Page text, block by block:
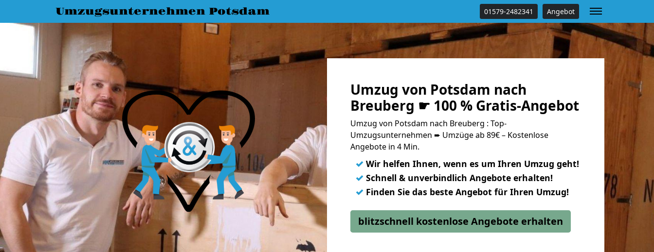
Umzugsunternehmen Potsdam 01579-2482341 Angebot
Umzug von Potsdam nach
Breuberg ☛ 100 % Gratis-Angebot
Umzug von Potsdam nach Breuberg : Top-
Umzugsunternehmen ➨ Umzüge ab 89€ – Kostenlose
Angebote in 4 Min.
✓ Wir helfen Ihnen, wenn es um Ihren Umzug geht!
✓ Schnell & unverbindlich Angebote erhalten!
✓ Finden Sie das beste Angebot für Ihren Umzug!
blitzschnell kostenlose Angebote erhalten